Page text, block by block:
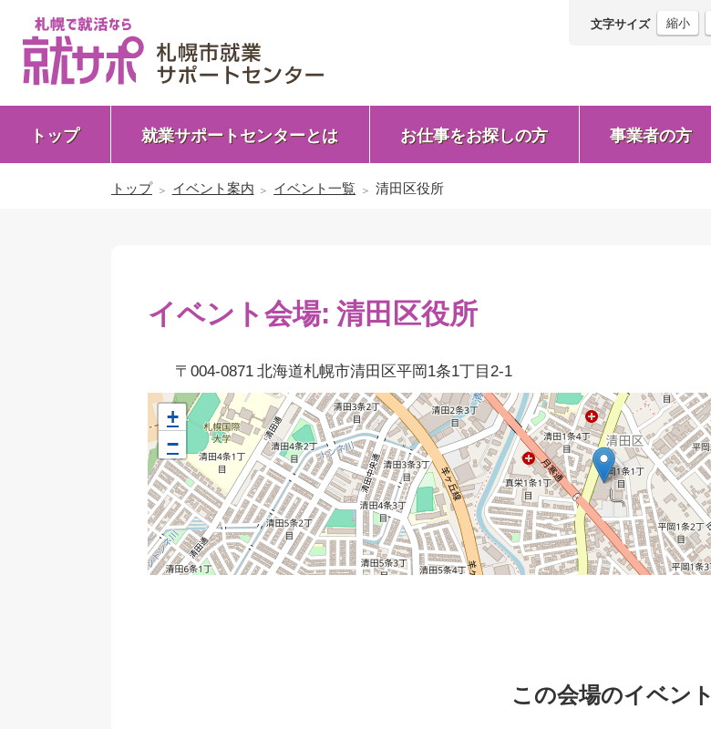
文字サイズ 縮小
トップ 就業サポートセンターとは お仕事をお探しの方 事業者の方
トップ イベント案内 イベント一覧 清田区役所
イベント会場:清田区役所
〒004-0871 北海道札幌市清田区平岡1条1丁目2-1
+
−
この会場のイベント